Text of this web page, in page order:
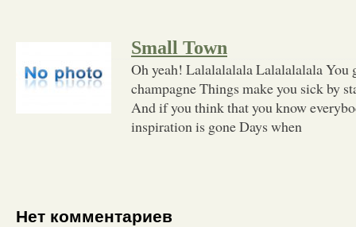
Small Town
Oh yeah! Lalalalalala Lalalalalala You
champagne Things make you sick by
And if you think that you know
inspiration is gone Days when
Нет комментариев